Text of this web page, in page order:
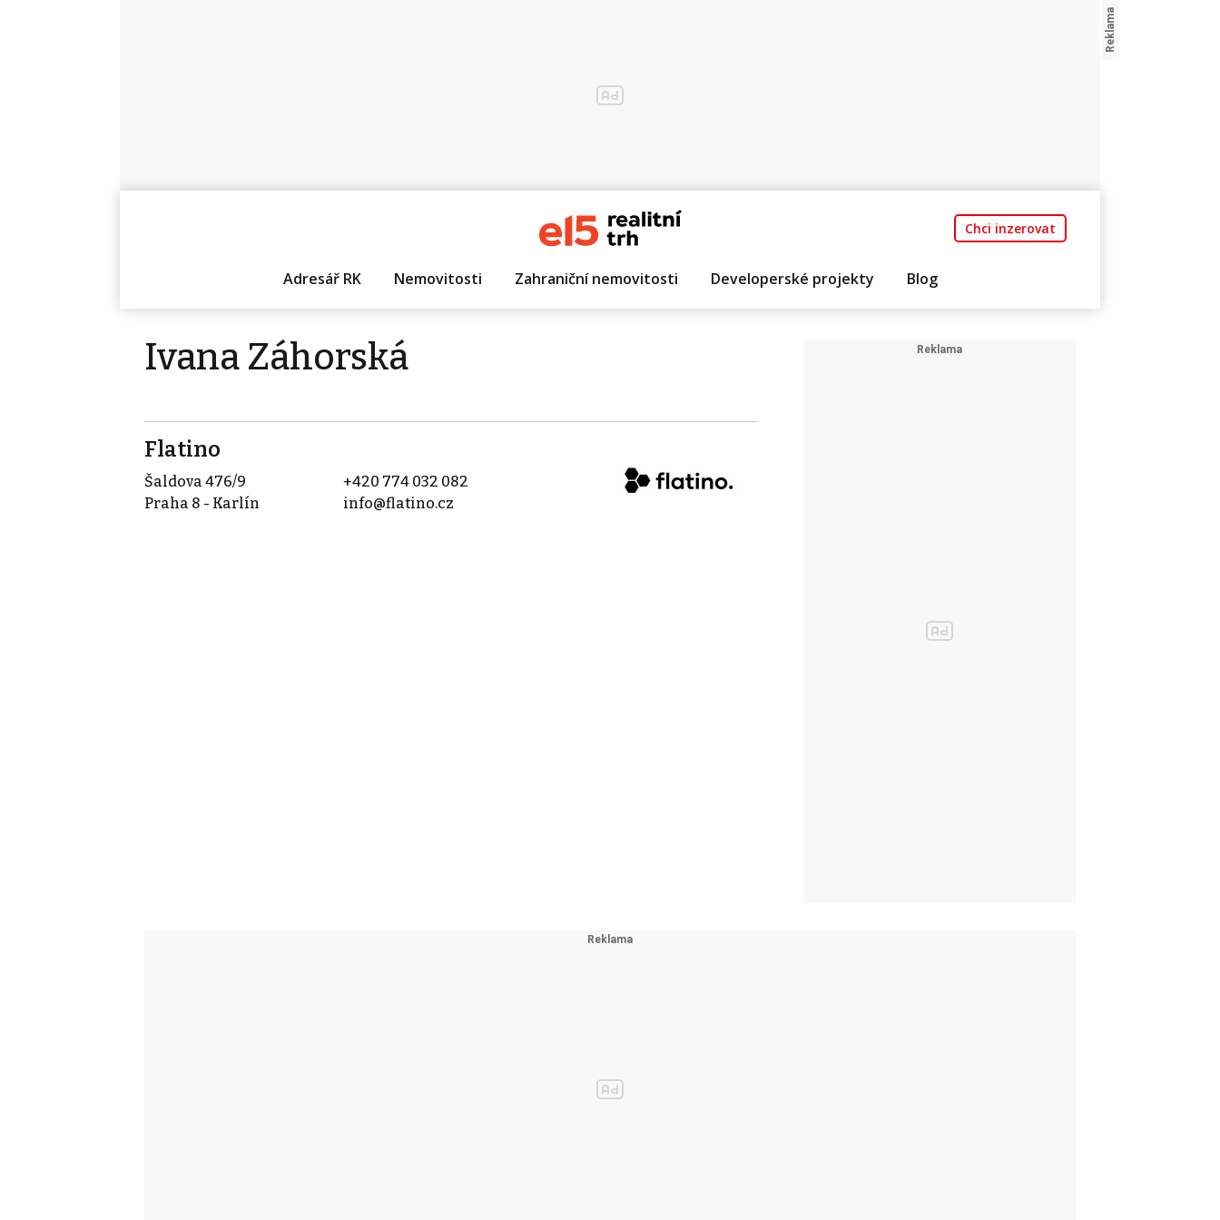
Chci inzerovat
Adresář RK Nemovitosti Zahraniční nemovitosti Developerské projekty Blog
Ivana Záhorská
Flatino
Šaldova 476/9
Praha 8 - Karlín
+420 774 032 082
info@flatino.cz